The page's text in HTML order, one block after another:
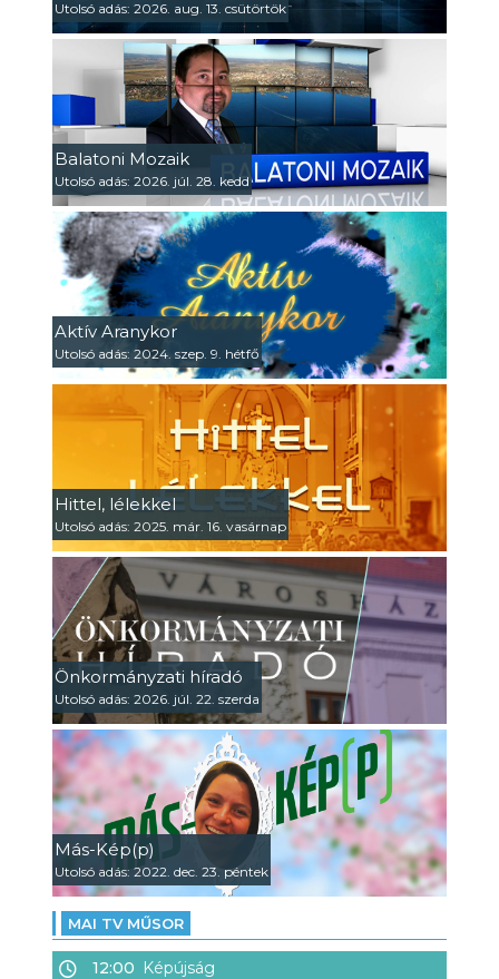
Utolsó adás: 2026. aug. 13. csütörtök
Balatoni Mozaik
Utolsó adás: 2026. júl. 28. kedd
Aktív Aranykor
Utolsó adás: 2024. szep. 9. hétfő
Hittel, lélekkel
Utolsó adás: 2025. már. 16. vasárnap
Önkormányzati híradó
Utolsó adás: 2026. júl. 22. szerda
Más-Kép(p)
Utolsó adás: 2022. dec. 23. péntek
MAI TV MŰSOR
12:00 Képújság